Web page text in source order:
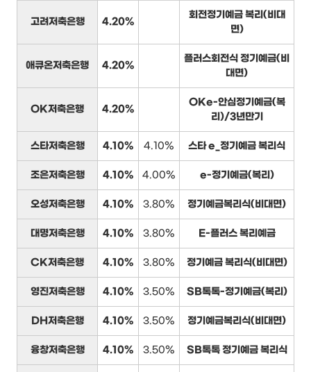
고려저축은행 4.20%
회전정기예금 복리(비대
면)
애큐온저축은행 4.20%
플러스회전식 정기예금(비
대면)
OK저축은행 4.20%
OKe-안심정기예금(복
리)/3년만기
스타저축은행 4.10% 4.10% 스타 e_정기예금 복리식
조은저축은행 4.10% 4.00% e-정기예금(복리)
오성저축은행 4.10% 3.80% 정기예금복리식(비대면)
대명저축은행 4.10% 3.80% E-플러스 복리예금
CK저축은행 4.10% 3.80% 정기예금 복리식(비대면)
영진저축은행 4.10% 3.50% SB톡톡-정기예금(복리)
DH저축은행 4.10% 3.50% 정기예금복리식(비대면)
융창저축은행 4.10% 3.50% SB톡톡 정기예금 복리식